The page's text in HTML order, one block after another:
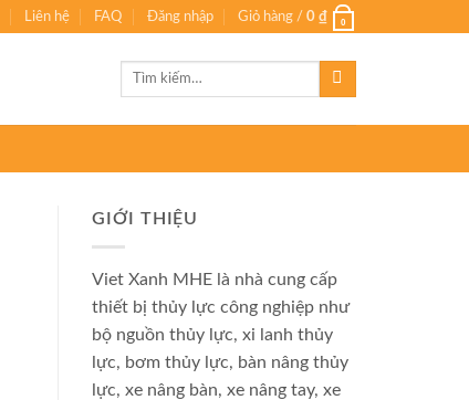
Liên hệ FAQ Đăng nhập Giỏ hàng / 0 ₫ 0
Tìm
GIỚI THIỆU
Viet Xanh MHE là nhà cung cấp
thiết bị thủy lực công nghiệp như
bộ nguồn thủy lực, xi lanh thủy
lực, bơm thủy lực, bàn nâng thủy
lực, xe nâng bàn, xe nâng tay, xe